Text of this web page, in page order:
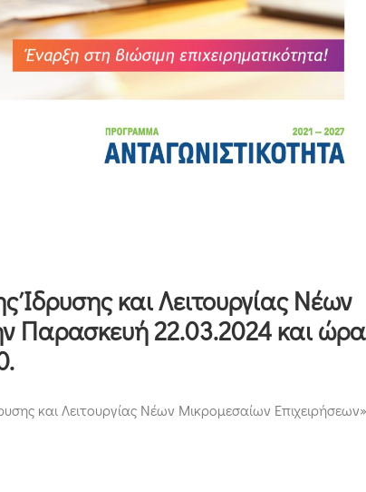
και Λειτουργίας Νέων
Παρασκευή 22.03.2024 και ώρα
και Λειτουργίας Νέων Μικρομεσαίων Επιχειρήσεων»